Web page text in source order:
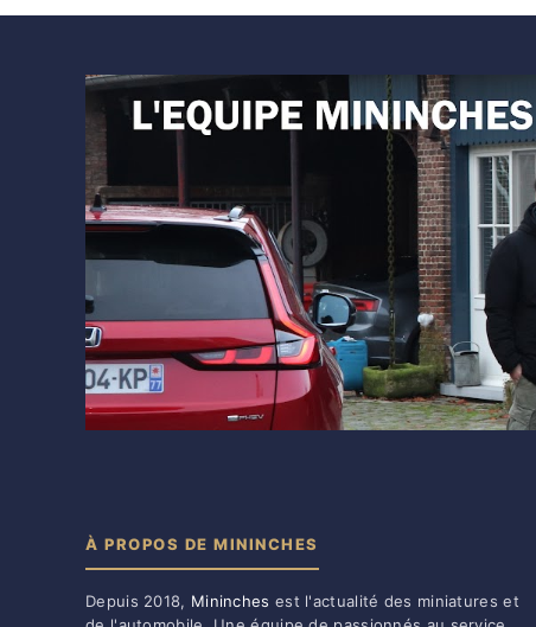
À PROPOS DE MININCHES
Depuis 2018, Mininches est l'actualité des miniatures et